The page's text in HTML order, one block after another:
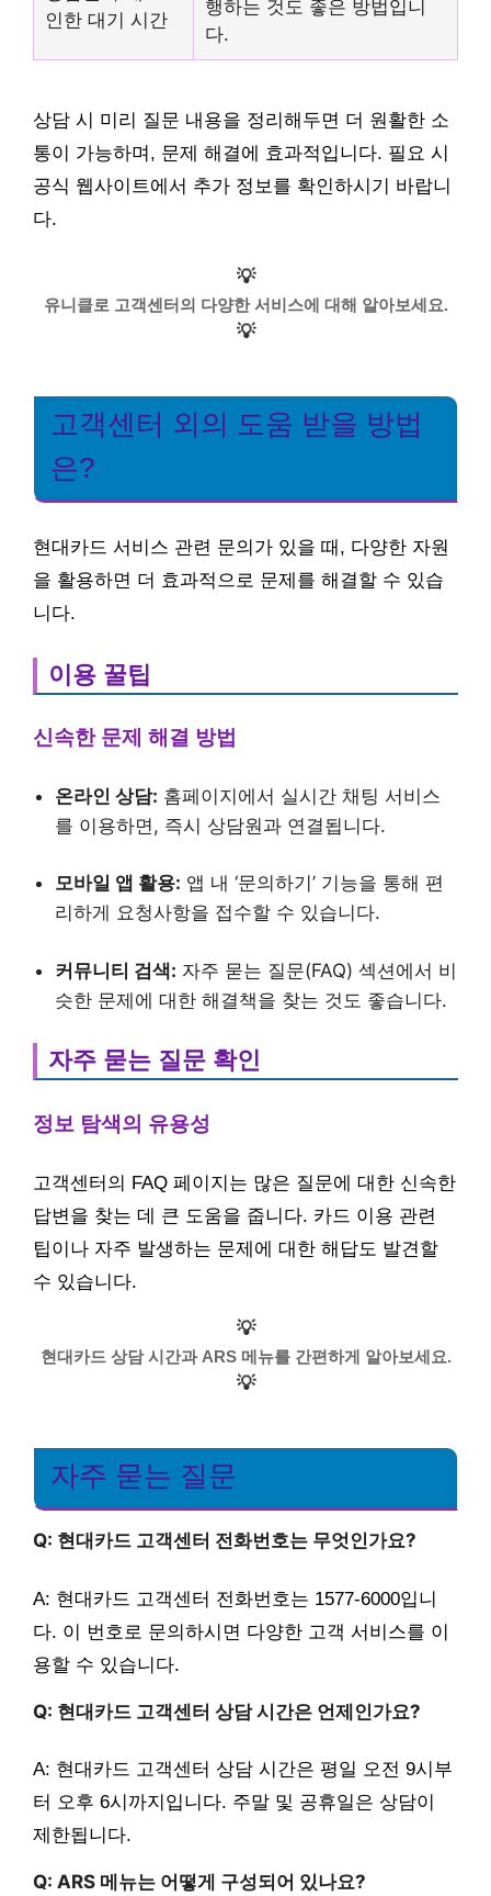
인한 대기 시간
행하는 것도 좋은 방법입니
다.
상담 시 미리 질문 내용을 정리해두면 더 원활한 소
통이 가능하며, 문제 해결에 효과적입니다. 필요 시
공식 웹사이트에서 추가 정보를 확인하시기 바랍니
다.
💡
유니클로 고객센터의 다양한 서비스에 대해 알아보세요.
💡
고객센터 외의 도움 받을 방법
은?
현대카드 서비스 관련 문의가 있을 때, 다양한 자원
을 활용하면 더 효과적으로 문제를 해결할 수 있습
니다.
이용 꿀팁
신속한 문제 해결 방법
온라인 상담: 홈페이지에서 실시간 채팅 서비스
를 이용하면, 즉시 상담원과 연결됩니다.
모바일 앱 활용: 앱 내 ‘문의하기’ 기능을 통해 편
리하게 요청사항을 접수할 수 있습니다.
커뮤니티 검색: 자주 묻는 질문(FAQ) 섹션에서 비
슷한 문제에 대한 해결책을 찾는 것도 좋습니다.
자주 묻는 질문 확인
정보 탐색의 유용성
고객센터의 FAQ 페이지는 많은 질문에 대한 신속한
답변을 찾는 데 큰 도움을 줍니다. 카드 이용 관련
팁이나 자주 발생하는 문제에 대한 해답도 발견할
수 있습니다.
💡
현대카드 상담 시간과 ARS 메뉴를 간편하게 알아보세요.
💡
자주 묻는 질문
Q: 현대카드 고객센터 전화번호는 무엇인가요?
A: 현대카드 고객센터 전화번호는 1577-6000입니
다. 이 번호로 문의하시면 다양한 고객 서비스를 이
용할 수 있습니다.
Q: 현대카드 고객센터 상담 시간은 언제인가요?
A: 현대카드 고객센터 상담 시간은 평일 오전 9시부
터 오후 6시까지입니다. 주말 및 공휴일은 상담이
제한됩니다.
Q: ARS 메뉴는 어떻게 구성되어 있나요?